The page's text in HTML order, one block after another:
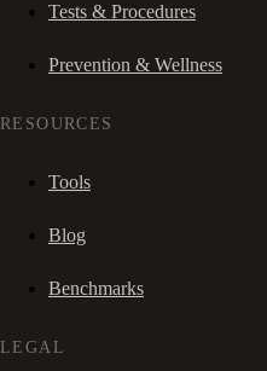
Tests & Procedures
Prevention & Wellness
RESOURCES
Tools
Blog
Benchmarks
LEGAL